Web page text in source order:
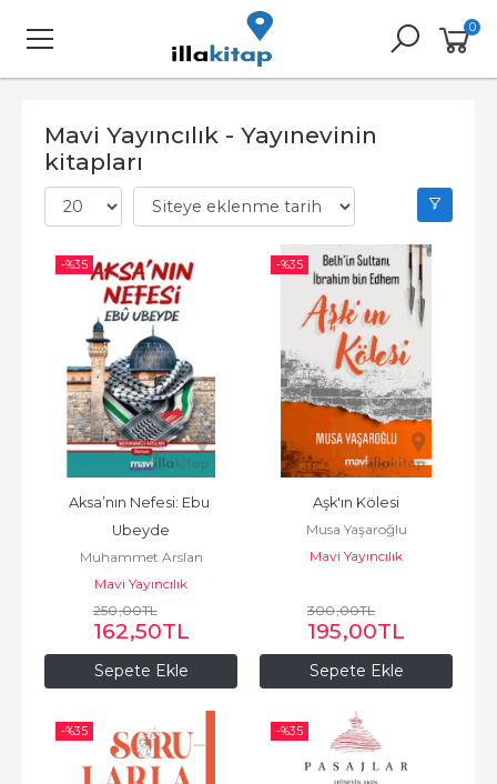
0
Mavi Yayıncılık - Yayınevinin
kitapları
-%35
Sepete Ekle
Aksa’nın Nefesi: Ebu
Ubeyde
Muhammet Arslan
Mavi Yayıncılık
250,00TL
162,50TL
-%35
Sepete Ekle
Aşk'ın Kölesi
Musa Yaşaroğlu
Mavi Yayıncılık
300,00TL
195,00TL
-%35 -%35